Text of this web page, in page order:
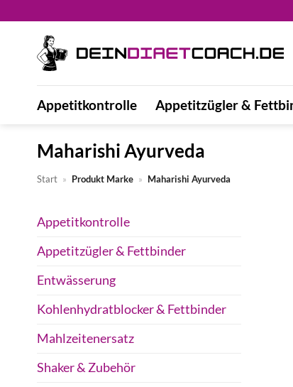
springen
Appetitkontrolle Appetitzügler &
Maharishi Ayurveda
Start » Produkt Marke » Maharishi Ayurveda
Appetitkontrolle
Appetitzügler & Fettbinder
Entwässerung
Kohlenhydratblocker & Fettbinder
Mahlzeitenersatz
Shaker & Zubehör